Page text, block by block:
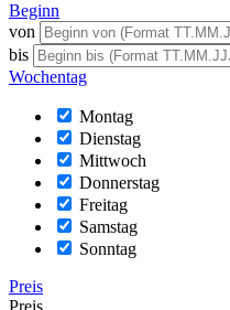
Beginn
von
bis
Wochentag
Montag
Dienstag
Mittwoch
Donnerstag
Freitag
Samstag
Sonntag
Preis